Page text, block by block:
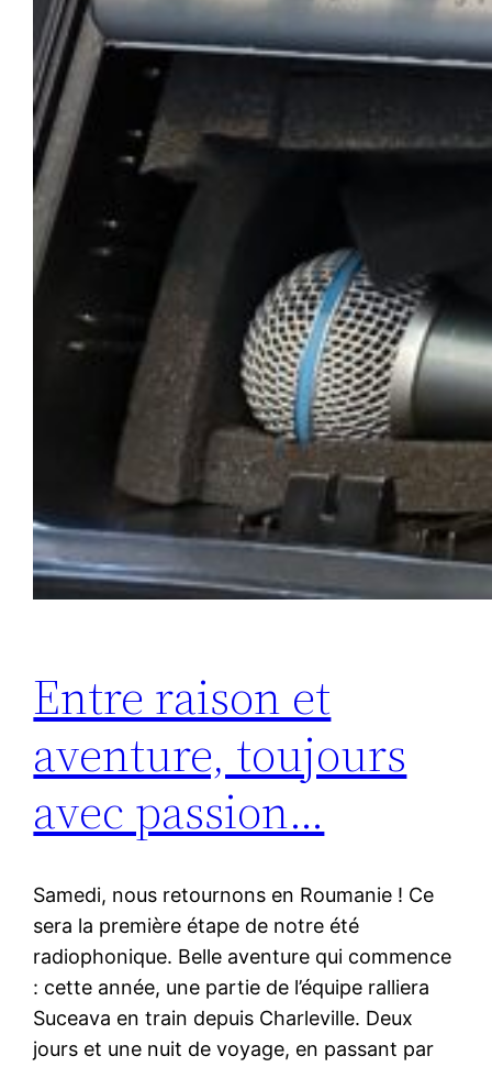
Entre raison et
aventure, toujours
avec passion…
Samedi, nous retournons en Roumanie ! Ce
sera la première étape de notre été
radiophonique. Belle aventure qui commence
: cette année, une partie de l’équipe ralliera
Suceava en train depuis Charleville. Deux
jours et une nuit de voyage, en passant par